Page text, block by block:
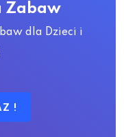
Zabaw
dla Dzieci i
!